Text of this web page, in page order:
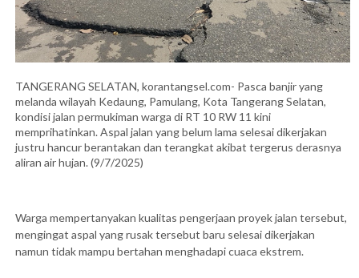
TANGERANG SELATAN, korantangsel.com- Pasca banjir yang
melanda wilayah Kedaung, Pamulang, Kota Tangerang Selatan,
kondisi jalan permukiman warga di RT 10 RW 11 kini
memprihatinkan. Aspal jalan yang belum lama selesai dikerjakan
justru hancur berantakan dan terangkat akibat tergerus derasnya
aliran air hujan. (9/7/2025)
Warga mempertanyakan kualitas pengerjaan proyek jalan tersebut,
mengingat aspal yang rusak tersebut baru selesai dikerjakan
namun tidak mampu bertahan menghadapi cuaca ekstrem.